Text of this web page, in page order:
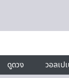
ดูดวง วอลเป